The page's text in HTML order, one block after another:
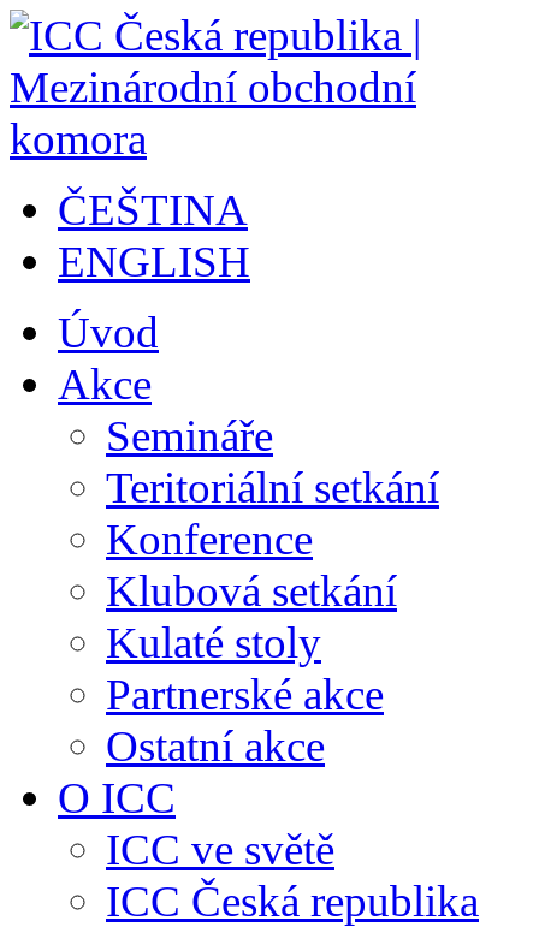
ČEŠTINA
ENGLISH
Úvod
Akce
Semináře
Teritoriální setkání
Konference
Klubová setkání
Kulaté stoly
Partnerské akce
Ostatní akce
O ICC
ICC ve světě
ICC Česká republika